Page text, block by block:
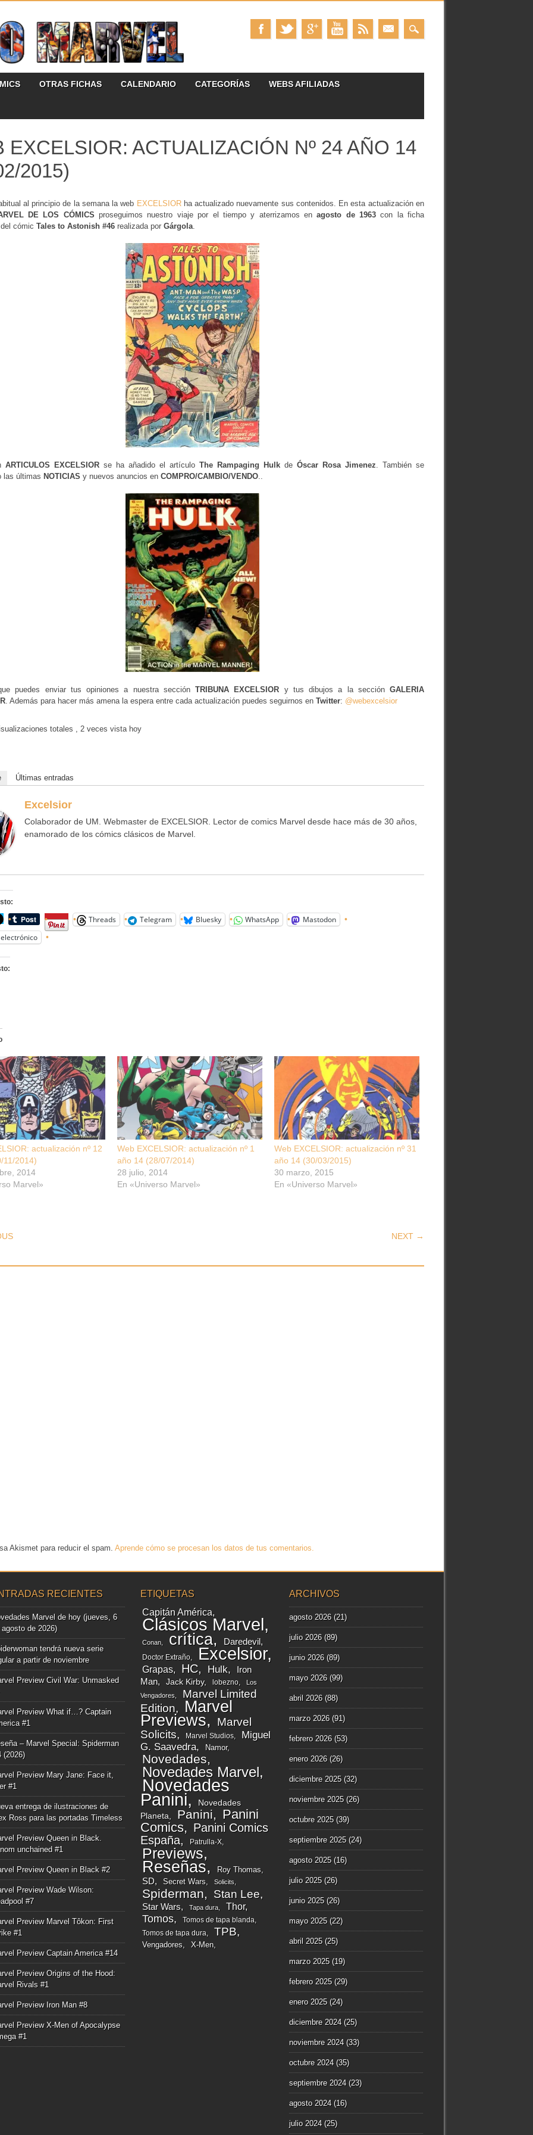
OTRAS FICHAS CALENDARIO CATEGORÍAS WEBS AFILIADAS
EXCELSIOR: ACTUALIZACIÓN Nº 24 AÑO 14
2015)
al principio de la semana la web EXCELSIORha actualizado nuevamente sus contenidos. En esta actualización en
DE LOS CÓMICS proseguimos nuestro viaje por el tiempo y aterrizamos enagosto de 1963con la ficha
cómic Tales to Astonish #46 realizada por Gárgola
ARTICULOS EXCELSIOR se ha añadido el artículo The Rampaging Hulk de Óscar Rosa Jimenez . También se
las últimas NOTICIAS y nuevos anuncios en COMPRO/CAMBIO/VENDO
puedes enviar tus opiniones a nuestra secciónTRIBUNA EXCELSIOR y tus dibujos a la secciónGALERIA
. Además para hacer más amena la espera entre cada actualización puedes seguirnos en Twitter: @webexcelsior
totales , 2 veces vista hoy
Últimas entradas
Excelsior
Colaborador de UM. Webmaster de EXCELSIOR. Lector de comics Marvel desde hace más de 30 años,
enamorado de los cómics clásicos de Marvel.
Threads Telegram Bluesky WhatsApp
Mastodon
actualización nº 12
11/2014)
2014
Marvel»
Web EXCELSIOR: actualización nº 1
año 14 (28/07/2014)
28 julio, 2014
En «Universo Marvel»
Web EXCELSIOR: actualización nº 31
año 14 (30/03/2015)
30 marzo, 2015
En «Universo Marvel»
NAVIGATION NEXT →
Akismet para reducir el spam. Aprende cómo se procesan los datos de tus comentarios.
RECIENTES
Marvel de hoy (jueves, 6
agosto de 2026)
tendrá nueva serie
a partir de noviembre
Preview Civil War: Unmasked
Preview What if…? Captain
#1
– Marvel Special: Spiderman
(2026)
Preview Mary Jane: Face it,
#1
entrega de ilustraciones de
Ross para las portadas Timeless
Preview Queen in Black.
unchained #1
Preview Queen in Black #2
Preview Wade Wilson:
#7
Preview Marvel Tôkon: First
#1
Preview Captain America #14
Preview Origins of the Hood:
Rivals #1
Preview Iron Man #8
Preview X-Men of Apocalypse
#1
ETIQUETAS
Capitán América
Clásicos Marvel
Conan crítica Daredevil
Doctor Extraño Excelsior
Grapas HC Hulk
Iron
Man
Jack Kirby lobezno
Los
Vengadores
Marvel Limited
Edition
Marvel
Previews
Marvel
Solicits
Marvel Studios
Miguel
G. Saavedra
Namor
Novedades
Novedades Marvel
Novedades
Panini
Novedades
Planeta
Panini
Panini
Comics
Panini Comics
España
Patrulla-X
Previews
Reseñas Roy Thomas
SD Secret Wars Solicits
Spiderman Stan Lee
Star Wars Tapa dura Thor
Tomos
Tomos de tapa blanda
Tomos de tapa dura
TPB
Vengadores X-Men
ARCHIVOS
agosto 2026(21)
julio 2026(89)
junio 2026(89)
mayo 2026(99)
abril 2026(88)
marzo 2026(91)
febrero 2026(53)
enero 2026(26)
diciembre 2025(32)
noviembre 2025(26)
octubre 2025(39)
septiembre 2025(24)
agosto 2025(16)
julio 2025(26)
junio 2025(26)
mayo 2025(22)
abril 2025(25)
marzo 2025(19)
febrero 2025(29)
enero 2025(24)
diciembre 2024(25)
noviembre 2024(33)
octubre 2024(35)
septiembre 2024(23)
agosto 2024(16)
julio 2024(25)